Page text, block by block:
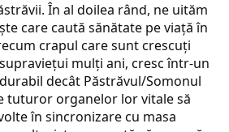
În al doilea rând, ne uităm
care caută sănătate pe viață în
crapul care sunt crescuți
mulți ani, cresc într-un
decât Păstrăvul/Somonul
tuturor organelor lor vitale să
în sincronizare cu masa